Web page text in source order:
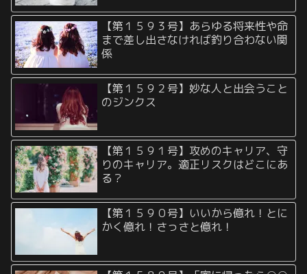
【第１５９３号】あらゆる将来性や命
まで差し出さなければ釣り合わない関
係
【第１５９２号】妙な人と出会うこと
のジンクス
【第１５９１号】攻めのキャリア、守
りのキャリア。適正リスクはどこにあ
る？
【第１５９０号】いいから億れ！とに
かく億れ！さっさと億れ！